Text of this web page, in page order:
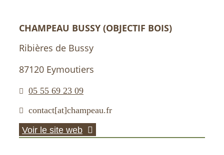
CHAMPEAU BUSSY (OBJECTIF BOIS)
Ribières de Bussy
87120 Eymoutiers
05 55 69 23 09
contact[at]champeau.fr
Voir le site web